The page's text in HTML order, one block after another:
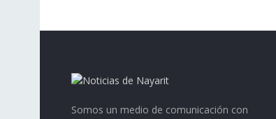
Somos un medio de comunicación con